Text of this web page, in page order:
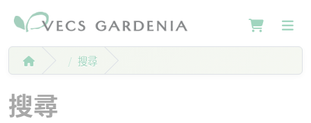
搜尋
搜尋